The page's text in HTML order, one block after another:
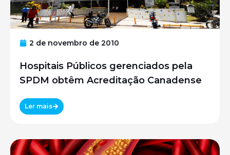
2 de novembro de 2010
Hospitais Públicos gerenciados pela
SPDM obtêm Acreditação Canadense
Ler mais